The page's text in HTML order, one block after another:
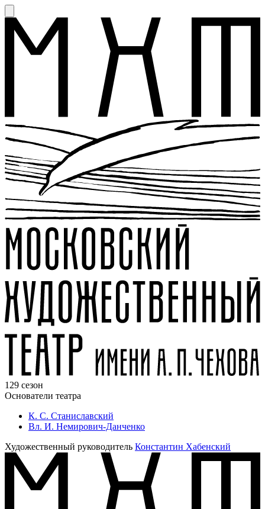
129 сезон
Основатели театра
К. С. Станиславский
Вл. И. Немирович-Данченко
Художественный руководитель Константин Хабенский